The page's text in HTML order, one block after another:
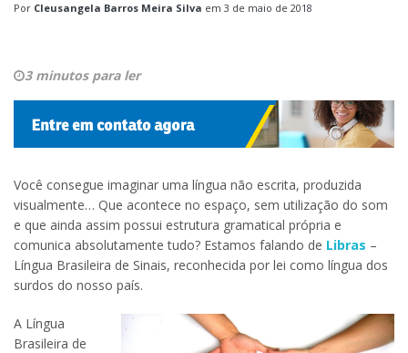
Por Cleusangela Barros Meira Silva em 3 de maio de 2018
3 minutos para ler
Você consegue imaginar uma língua não escrita, produzida
visualmente… Que acontece no espaço, sem utilização do som
e que ainda assim possui estrutura gramatical própria e
comunica absolutamente tudo? Estamos falando de Libras –
Língua Brasileira de Sinais, reconhecida por lei como língua dos
surdos do nosso país.
A Língua
Brasileira de